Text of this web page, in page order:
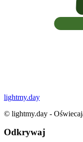
lightmy.day
© lightmy.day -
Odkrywaj